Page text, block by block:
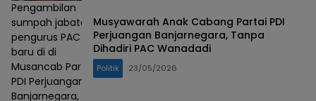
Pengambilan
sumpah jabatan
pengurus PAC
baru di di
Musancab Partai
PDI Perjuangan
Banjarnegara,
Musyawarah Anak Cabang Partai PDI
Perjuangan Banjarnegara, Tanpa
Dihadiri PAC Wanadadi
Politik 23/05/2026